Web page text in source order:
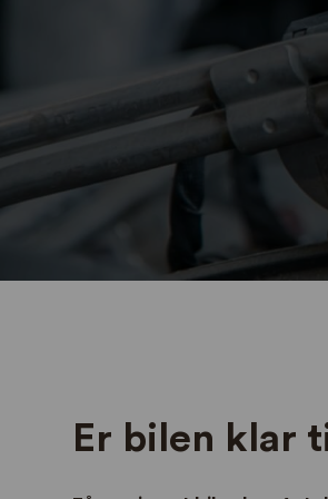
Er bilen klar